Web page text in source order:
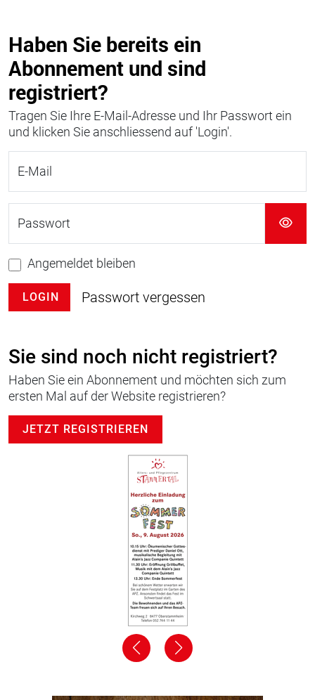
Haben Sie bereits ein
Abonnement und sind
registriert?
Tragen Sie Ihre E-Mail-Adresse und Ihr Passwort ein
und klicken Sie anschliessend auf 'Login'.
E-Mail
Passwort
Angemeldet bleiben
LOGIN Passwort vergessen
Sie sind noch nicht registriert?
Haben Sie ein Abonnement und möchten sich zum
ersten Mal auf der Website registrieren?
JETZT REGISTRIEREN